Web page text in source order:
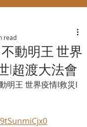
不動明王 世界
l超渡大法會
read
明王 世界疫情l救災l